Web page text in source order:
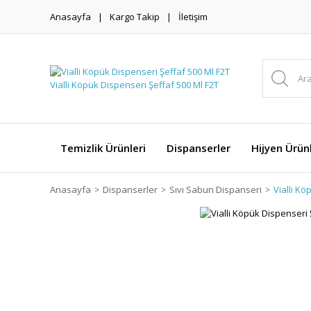
Anasayfa Kargo Takip İletişim
Temizlik Ürünleri Dispanserler Hijyen
Anasayfa Dispanserler Sıvı Sabun Dispanseri Vialli